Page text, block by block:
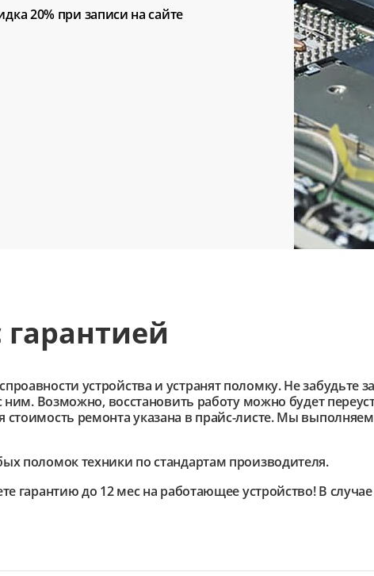
20% при записи на сайте
устройства и устранят поломку. Не забудьте
Возможно, восстановить работу можно будет
ремонта указана в прайс-листе. Мы
поломок техники по стандартам производителя.
гарантию до 12 мес на работающее устройство! В